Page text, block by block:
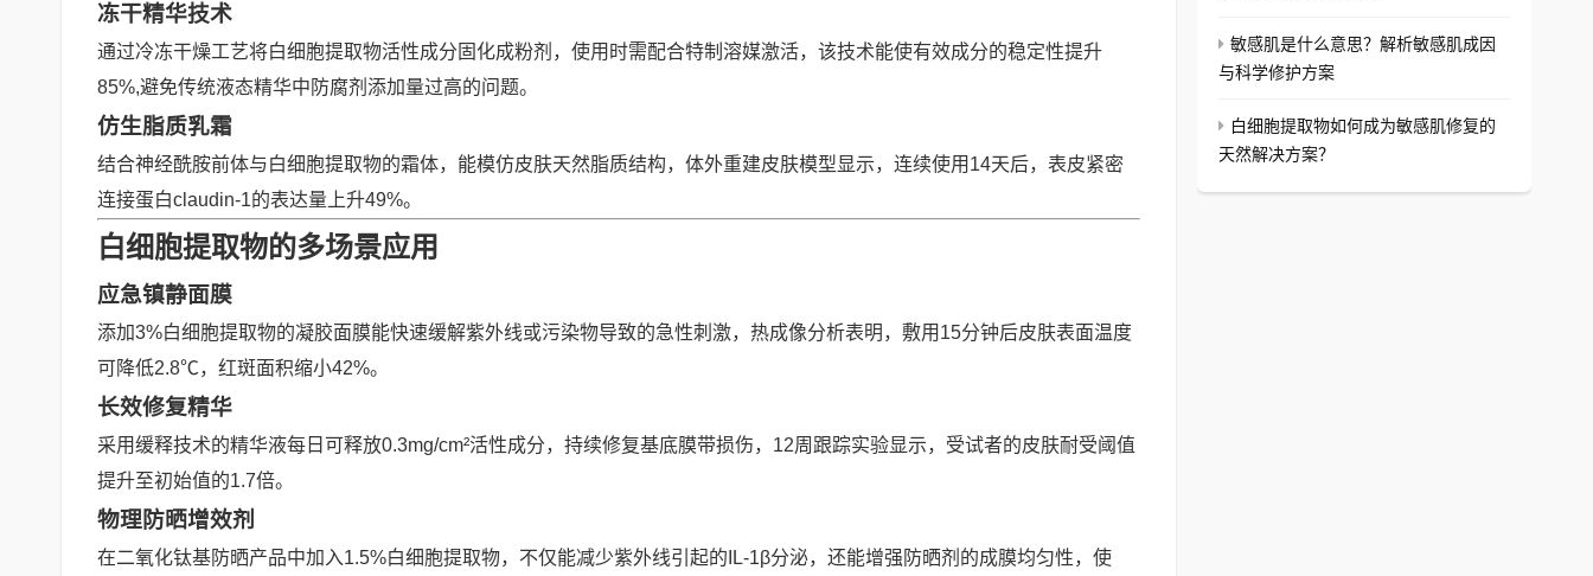
冻干精华技术
通过冷冻干燥工艺将白细胞提取物活性成分固化成粉剂，使用时需配合特制溶媒激活，该技术能使有效成分的稳定性提升
85%,避免传统液态精华中防腐剂添加量过高的问题。
仿生脂质乳霜
结合神经酰胺前体与白细胞提取物的霜体，能模仿皮肤天然脂质结构，体外重建皮肤模型显示，连续使用14天后，表皮紧密
连接蛋白claudin-1的表达量上升49%。
白细胞提取物的多场景应用
应急镇静面膜
添加3%白细胞提取物的凝胶面膜能快速缓解紫外线或污染物导致的急性刺激，热成像分析表明，敷用15分钟后皮肤表面温度
可降低2.8℃，红斑面积缩小42%。
长效修复精华
采用缓释技术的精华液每日可释放0.3mg/cm²活性成分，持续修复基底膜带损伤，12周跟踪实验显示，受试者的皮肤耐受阈值
提升至初始值的1.7倍。
物理防晒增效剂
在二氧化钛基防晒产品中加入1.5%白细胞提取物，不仅能减少紫外线引起的IL-1β分泌，还能增强防晒剂的成膜均匀性，使
敏感肌是什么意思？解析敏感肌成因
与科学修护方案
白细胞提取物如何成为敏感肌修复的
天然解决方案？